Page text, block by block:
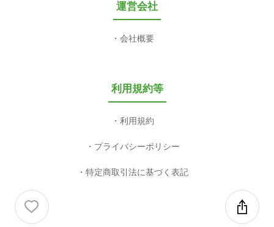
運営会社
会社概要
利用規約等
利用規約
プライバシーポリシー
特定商取引法に基づく表記